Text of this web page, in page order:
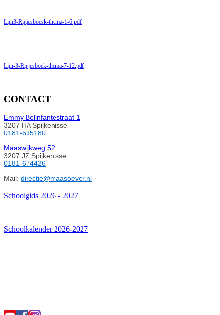
Lijn3-Rijtjesboesk-thema-1-6.pdf
Lijn-3-Rijtjesboek-thema-7-12.pdf
CONTACT
Emmy Belinfantestraat 1
3207 HA Spijkenisse
0181-635180
Maaswijkweg 52
3207 JZ Spijkenisse
0181-674426
Mail: directie@maasoever.nl
Schoolgids 2026 - 2027
Schoolkalender 2026-2027